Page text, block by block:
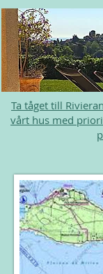
Ta tåget till
vårt hus med